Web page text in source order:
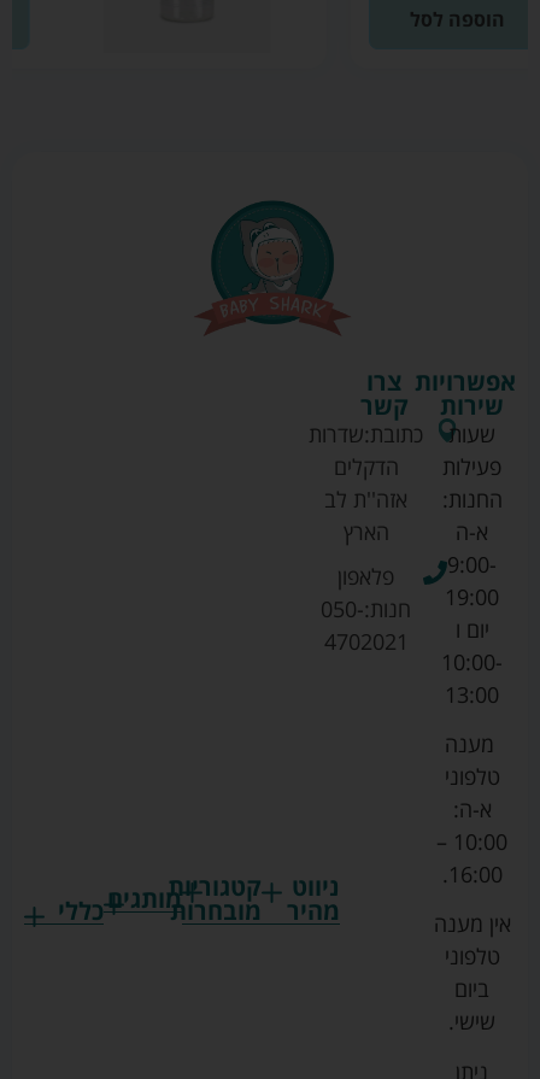
ניווט
מהיר
קטגוריות
מובחרותמותגים
גרקו
כללי
צרו
קשר
כתובת:שדרות
הדקלים
אזה''ת לב
הארץ
פלאפון
חנות:050-
4702021
אפשרויות
שירות
שעות
פעילות
החנות:
א-ה
9:00-
19:00
יום ו
10:00-
13:00
מענה
טלפוני
א-ה:
10:00 –
16:00.
אין מענה
טלפוני
ביום
שישי.
ניתן